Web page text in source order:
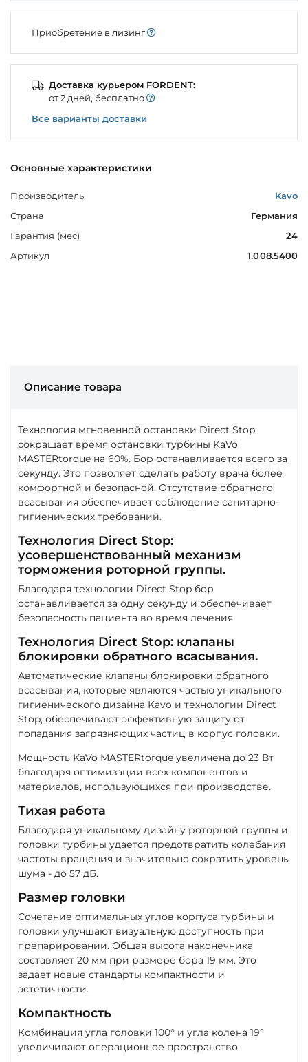
Основные характеристики
Производитель
Kavo
Страна
Германия
Гарантия (мес)
24
Артикул
1.008.5400
Приобретение в лизинг
Доставка курьером FORDENT:
от 2 дней, бесплатно
Все варианты доставки
Описание товара
Технология мгновенной остановки Direct Stop
сокращает время остановки турбины KaVo
MASTERtorque на 60%. Бор останавливается всего за
секунду. Это позволяет сделать работу врача более
комфортной и безопасной. Отсутствие обратного
всасывания обеспечивает соблюдение санитарно-
гигиенических требований.
Технология Direct Stop:
усовершенствованный механизм
торможения роторной группы.
Благодаря технологии Direct Stop бор
останавливается за одну секунду и обеспечивает
безопасность пациента во время лечения.
Технология Direct Stop: клапаны
блокировки обратного всасывания.
Автоматические клапаны блокировки обратного
всасывания, которые являются частью уникального
гигиенического дизайна Kavo и технологии Direct
Stop, обеспечивают эффективную защиту от
попадания загрязняющих частиц в корпус головки.
Мощность KaVo MASTERtorque увеличена до 23 Вт
благодаря оптимизации всех компонентов и
материалов, использующихся при производстве.
Тихая работа
Благодаря уникальному дизайну роторной группы и
головки турбины удается предотвратить колебания
частоты вращения и значительно сократить уровень
шума - до 57 дБ.
Размер головки
Сочетание оптимальных углов корпуса турбины и
головки улучшают визуальную доступность при
препарировании. Общая высота наконечника
составляет 20 мм при размере бора 19 мм. Это
задает новые стандарты компактности и
эстетичности.
Компактность
Комбинация угла головки 100° и угла колена 19°
увеличивают операционное пространство.